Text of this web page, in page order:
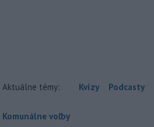
Aktuálne témy: Kvízy Podcasty
Komunálne voľby